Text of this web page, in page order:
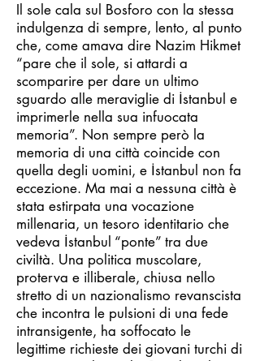
Il sole cala sul Bosforo con la stessa
indulgenza di sempre, lento, al punto
che, come amava dire Nazim Hikmet
“pare che il sole, si attardi a
scomparire per dare un ultimo
sguardo alle meraviglie di İstanbul e
imprimerle nella sua infuocata
memoria”. Non sempre però la
memoria di una città coincide con
quella degli uomini, e İstanbul non fa
eccezione. Ma mai a nessuna città è
stata estirpata una vocazione
millenaria, un tesoro identitario che
vedeva İstanbul “ponte” tra due
civiltà. Una politica muscolare,
proterva e illiberale, chiusa nello
stretto di un nazionalismo revanscista
che incontra le pulsioni di una fede
intransigente, ha soffocato le
legittime richieste dei giovani turchi di